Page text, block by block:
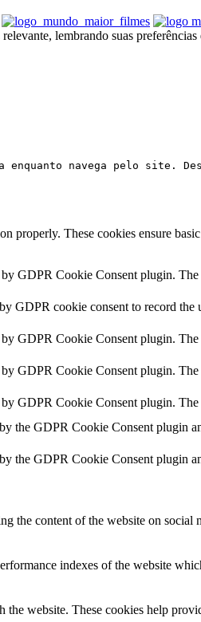
lembrando suas
navega pelo site.
properly. These cookies ensure
GDPR Cookie Consent plugin.
GDPR cookie consent to record
GDPR Cookie Consent plugin.
GDPR Cookie Consent plugin.
GDPR Cookie Consent plugin.
the GDPR Cookie Consent plugin
the GDPR Cookie Consent plugin
the content of the website on social
indexes of the website
website. These cookies help